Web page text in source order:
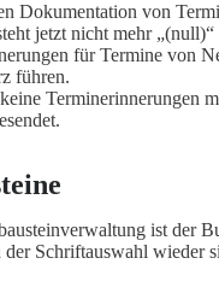
Dokumentation von
jetzt nicht mehr
für Termine von
führen.
Terminerinnerungen
ist der
Schriftauswahl wieder